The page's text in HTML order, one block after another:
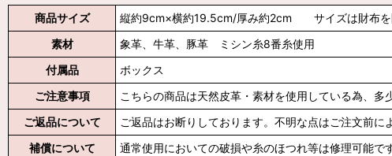
商品サイズ
縦約9cm×横約19.5cm/厚み約2cm サイズは財布を
素材
象革、牛革、豚革 ミシン糸8番糸使用
付属品
ボックス
ご注意事項
こちらの商品は天然皮革・素材を使用している為、多
ご返品について
ご返品はお断りしております。不明な点はご注文前に
補償について
通常使用においての破損や糸のほつれ等は修理可能で